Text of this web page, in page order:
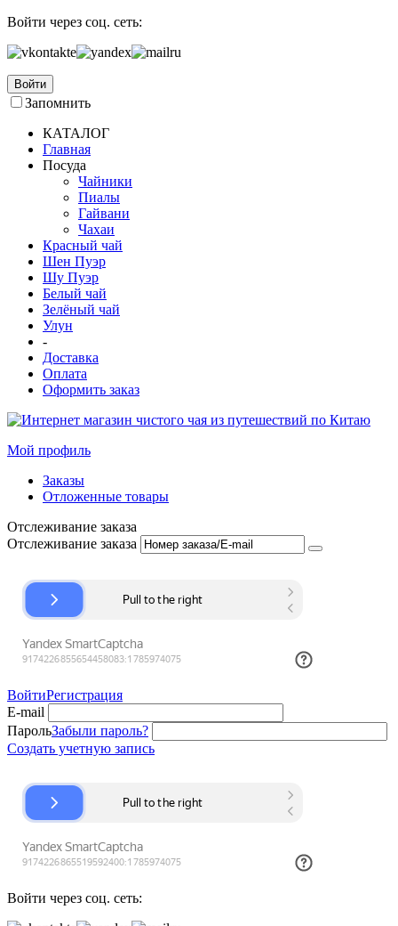
Войти через соц. сеть:
Войти
Запомнить
КАТАЛОГ
Главная
Посуда
Чайники
Пиалы
Гайвани
Чахаи
Красный чай
Шен Пуэр
Шу Пуэр
Белый чай
Зелёный чай
Улун
-
Доставка
Оплата
Оформить заказ
Мой профиль
Заказы
Отложенные товары
Отслеживание заказа
Отслеживание заказа
ВойтиРегистрация
E-mail
ПарольЗабыли пароль?
Создать учетную запись
Войти через соц. сеть: